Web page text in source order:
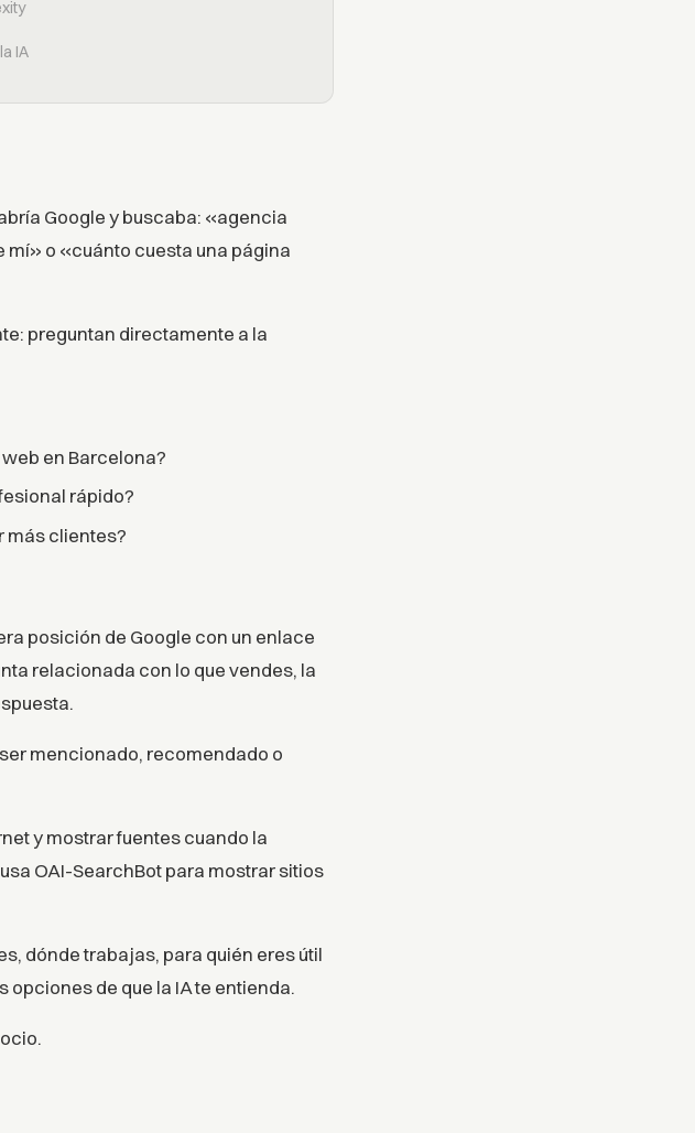
IA
Google y buscaba: «agencia
o «cuánto cuesta una página
preguntan directamente a la
en Barcelona?
rápido?
más clientes?
posición de Google con un enlace
relacionada con lo que vendes, la
mencionado, recomendado o
y mostrar fuentes cuando la
OAI-SearchBot para mostrar sitios
dónde trabajas, para quién eres útil
opciones de que la IA te entienda.